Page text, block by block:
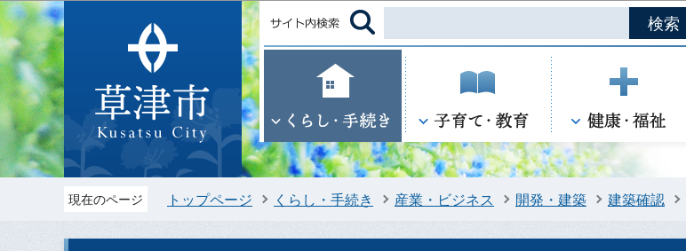
このページの本文へ移動
現在のページ トップページ くらし・手続き 産業・ビジネス 開発・建築 建築確認